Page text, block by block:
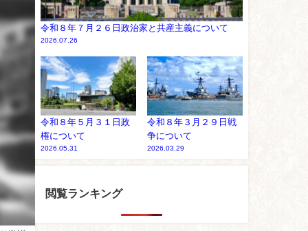
令和８年７月２６日政治家と共産主義について
2026.07.26
令和８年５月３１日政
権について
2026.05.31
令和８年３月２９日戦
争について
2026.03.29
閲覧ランキング